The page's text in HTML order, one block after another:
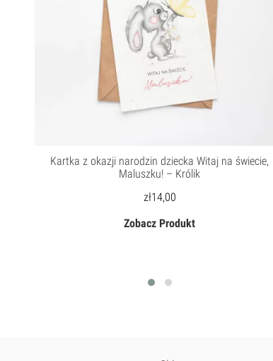
Kartka z okazji narodzin dziecka Witaj na świecie,
Maluszku! – Królik
zł14,00
Zobacz Produkt